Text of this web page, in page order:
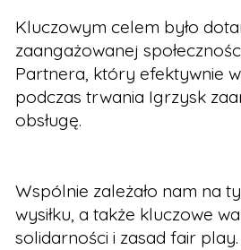
Kluczowym celem było
zaangażowanej
Partnera, który efektywnie
podczas trwania Igrzysk
obsługę.
Wspólnie zależało nam na
wysiłku, a także kluczowe
solidarności i zasad fair play.